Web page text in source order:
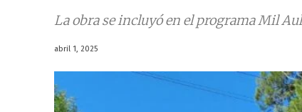
La obra se incluyó en el programa Mil
abril 1, 2025